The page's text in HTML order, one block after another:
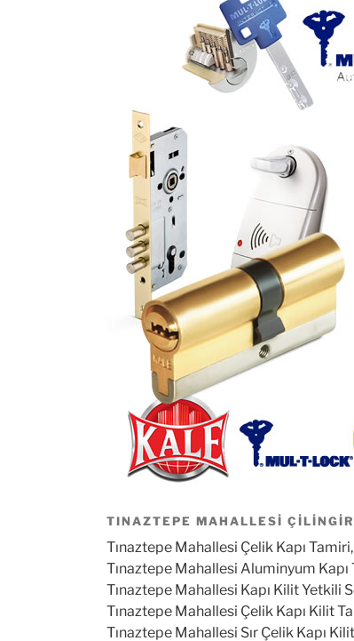
TINAZTEPE MAHALLESI
Tınaztepe Mahallesi Çelik Kapı Tamiri,
Tınaztepe Mahallesi Aluminyum Kapı
Tınaztepe Mahallesi Kapı Kilit Yetkili
Tınaztepe Mahallesi Çelik Kapı Kilit
Tınaztepe Mahallesi Sır Çelik Kapı